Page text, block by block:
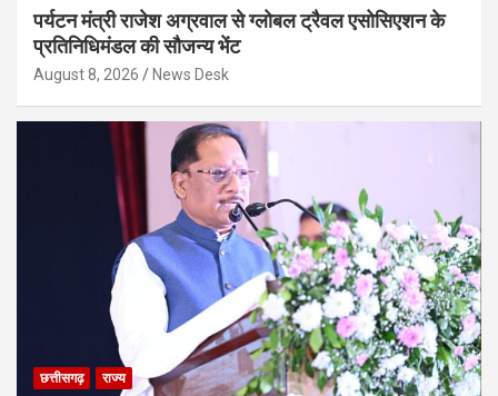
पर्यटन मंत्री राजेश अग्रवाल से ग्लोबल ट्रैवल एसोसिएशन के
प्रतिनिधिमंडल की सौजन्य भेंट
August 8, 2026 News Desk
छत्तीसगढ़ राज्य